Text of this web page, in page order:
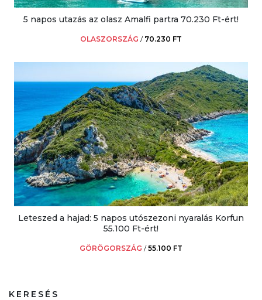
5 napos utazás az olasz Amalfi partra 70.230 Ft-ért!
OLASZORSZÁG / 70.230 FT
Leteszed a hajad: 5 napos utószezoni nyaralás Korfun
55.100 Ft-ért!
GÖRÖGORSZÁG /55.100 FT
KERESÉS